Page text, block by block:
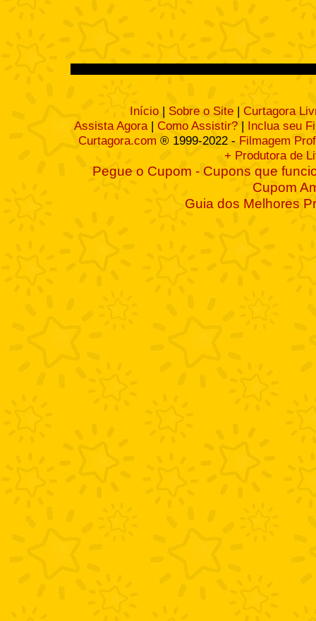
Início | Sobre o Site | Curtagora
Assista Agora| Como Assistir? | Inclua seu
Curtagora.com ® 1999-2022 - Filmagem
+ Produtora de
Pegue o Cupom - Cupons que
Cupom
Guia dos Melhores